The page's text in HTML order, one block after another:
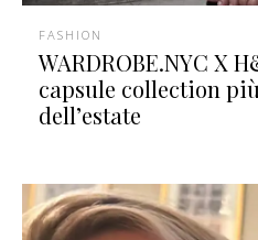
FASHION
WARDROBE.NYC X
capsule collection
dell’estate